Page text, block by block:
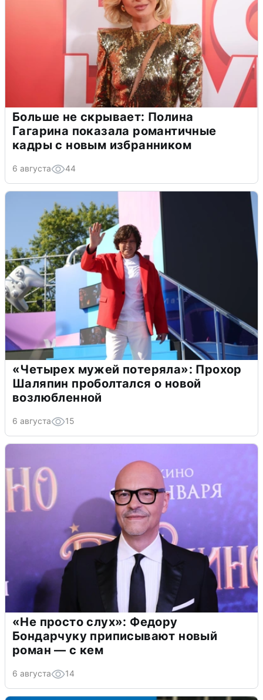
Больше не скрывает: Полина
Гагарина показала романтичные
кадры с новым избранником
6 августа 44
«Четырех мужей потеряла»: Прохор
Шаляпин проболтался о новой
возлюбленной
6 августа 15
«Не просто слух»: Федору
Бондарчуку приписывают новый
роман — с кем
6 августа 14